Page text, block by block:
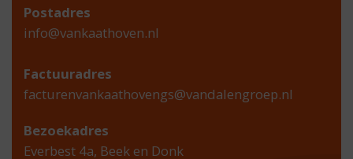
Postadres
info@vankaathoven.nl
Factuuradres
facturenvankaathovengs@vandalengroep.nl
Bezoekadres
Everbest 4a, Beek en Donk